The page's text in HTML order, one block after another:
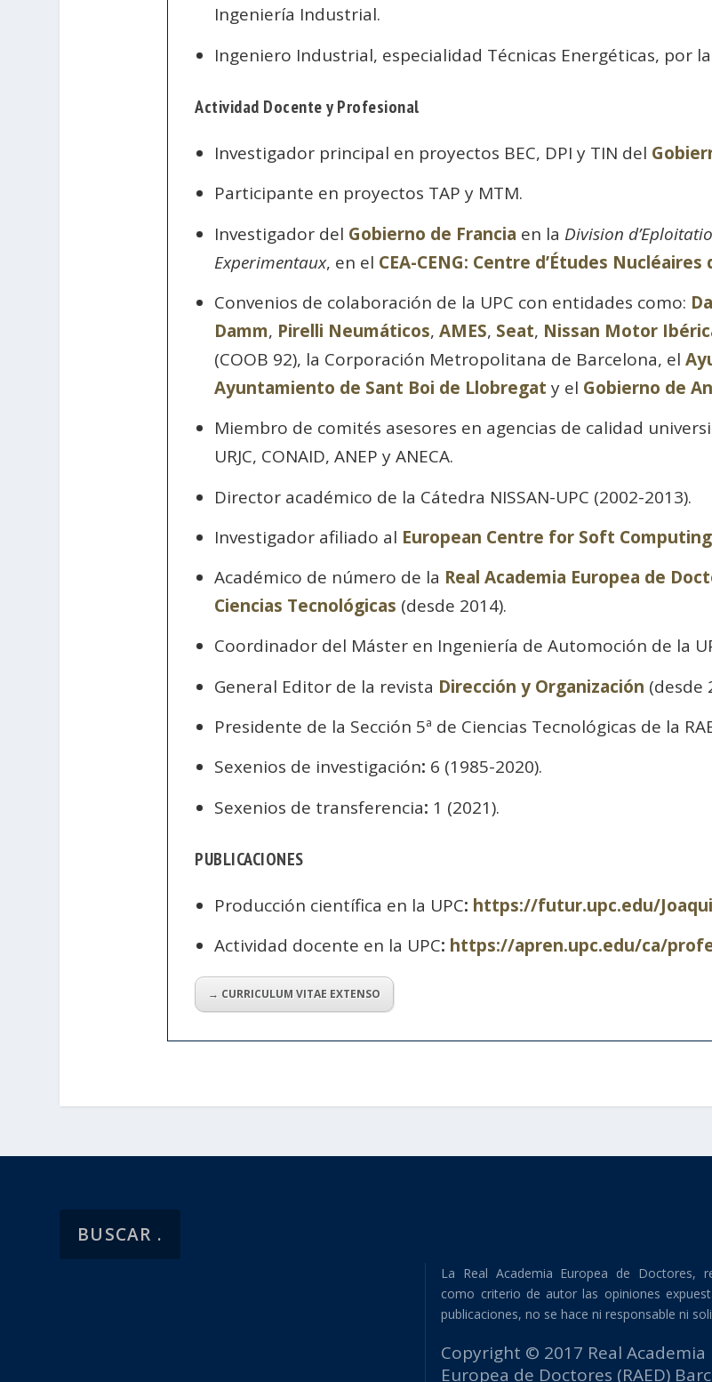
Ingeniería Industrial.
Ingeniero Industrial, especialidad Técnicas Energéticas, por la
Actividad Docente y Profesional
Investigador principal en proyectos BEC, DPI y TIN del
Participante en proyectos TAP y MTM.
Investigador del Gobierno de Francia en la Division
Experimentaux, en el CEA-CENG: Centre d’Études
Convenios de colaboración de la UPC con entidades como:
Damm, Pirelli Neumáticos, AMES, Seat, Nissan Motor
(COOB 92), la Corporación Metropolitana de Barcelona, el
Ayuntamiento de Sant Boi de Llobregat y el Gobierno de
Miembro de comités asesores en agencias de calidad
URJC, CONAID, ANEP y ANECA.
Director académico de la Cátedra NISSAN-UPC (2002-2013).
Investigador afiliado al European Centre for Soft Computing
Académico de número de la Real Academia Europea de
Ciencias Tecnológicas (desde 2014).
Coordinador del Máster en Ingeniería de Automoción de la
General Editor de la revista Dirección y Organización (desde
Presidente de la Sección 5ª de Ciencias Tecnológicas de la
Sexenios de investigación: 6 (1985-2020).
Sexenios de transferencia: 1 (2021).
PUBLICACIONES
Producción científica en la UPC: https://futur.upc.edu/
Actividad docente en la UPC: https://apren.upc.edu/ca/
→ CURRICULUM VITAE EXTENSO
La Real Academia Europea de Doctores,
como criterio de autor las opiniones
publicaciones, no se hace ni responsable ni
Copyright © 2017 Real Academia
Europea de Doctores (RAED)